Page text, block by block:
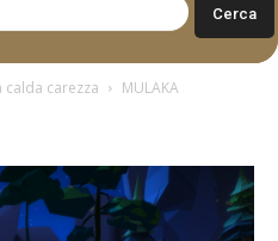
calda carezza MULAKA